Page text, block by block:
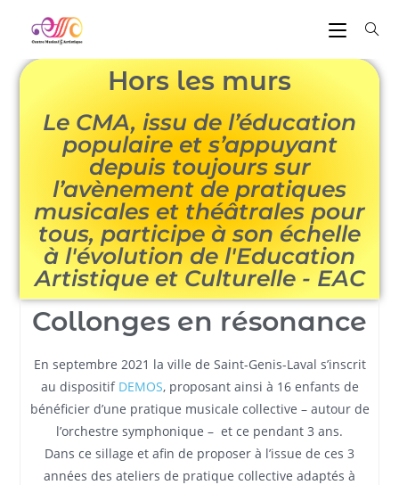
Hors les murs
Le CMA, issu de l’éducation
populaire et s’appuyant
depuis toujours sur
l’avènement de pratiques
musicales et théâtrales pour
tous, participe à son échelle
à l'évolution de l'Education
Artistique et Culturelle - EAC
Collonges en résonance
En septembre 2021 la ville de Saint-Genis-Laval s’inscrit
au dispositif DEMOS, proposant ainsi à 16 enfants de
bénéficier d’une pratique musicale collective – autour de
l’orchestre symphonique – et ce pendant 3 ans.
Dans ce sillage et afin de proposer à l’issue de ces 3
années des ateliers de pratique collective adaptés à